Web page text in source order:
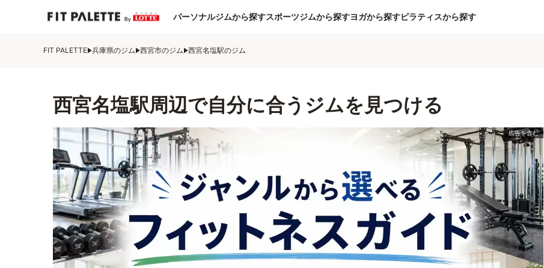
パーソナルジムから探すスポーツジムから探すヨガから探すピラティスから探す
FIT PALETTE 兵庫県のジム 西宮市のジム 西宮名塩駅のジム
西宮名塩駅周辺で自分に合うジムを見つける